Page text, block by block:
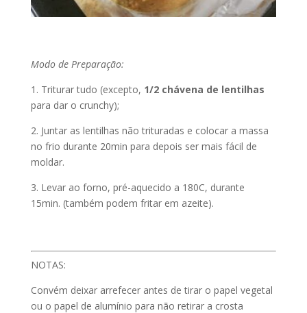
Modo de Preparação:
1. Triturar tudo (excepto, 1/2 chávena de lentilhas
para dar o crunchy);
2. Juntar as lentilhas não trituradas e colocar a massa
no frio durante 20min para depois ser mais fácil de
moldar.
3. Levar ao forno, pré-aquecido a 180C, durante
15min. (também podem fritar em azeite).
NOTAS:
Convém deixar arrefecer antes de tirar o papel vegetal
ou o papel de alumínio para não retirar a crosta